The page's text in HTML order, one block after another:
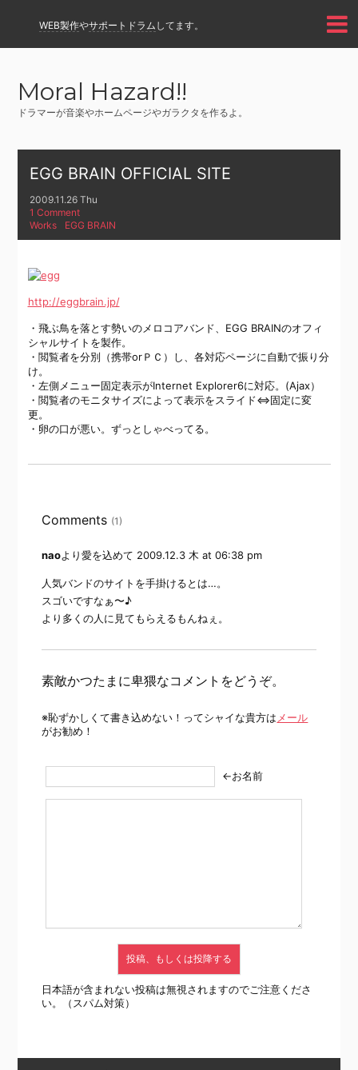
WEB製作やサポートドラム してます。
Moral Hazard!!
ドラマーが音楽やホームページやガラクタを作るよ。
EGG BRAIN OFFICIAL SITE
2009.11.26 Thu
1 Comment
Works
EGG BRAIN
http://eggbrain.jp/
・飛ぶ鳥を落とす勢いのメロコアバンド、EGG BRAINのオフィ
シャルサイトを製作。
・閲覧者を分別（携帯orＰＣ）し、各対応ページに自動で振り分
け。
・左側メニュー固定表示がInternet Explorer6に対応。(Ajax）
・閲覧者のモニタサイズによって表示をスライド⇔固定に変
更。
・卵の口が悪い。ずっとしゃべってる。
Comments (1)
naoより愛を込めて 2009.12.3 木 at 06:38 pm
人気バンドのサイトを手掛けるとは…。
スゴいですなぁ〜♪
より多くの人に見てもらえるもんねぇ。
素敵かつたまに卑猥なコメントをどうぞ。
※恥ずかしくて書き込めない！ってシャイな貴方は メール
がお勧め！
←お名前
日本語が含まれない投稿は無視されますのでご注意くださ
い。（スパム対策）